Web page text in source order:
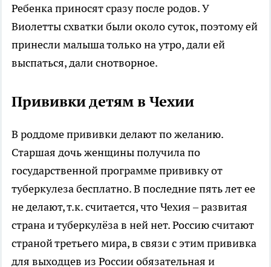
Ребенка приносят сразу после родов. У
Виолетты схватки были около суток, поэтому ей
принесли малыша только на утро, дали ей
выспаться, дали снотворное.
Прививки детям в Чехии
В роддоме прививки делают по желанию.
Старшая дочь женщины получила по
государственной программе прививку от
туберкулеза бесплатно. В последние пять лет ее
не делают, т.к. считается, что Чехия – развитая
страна и туберкулёза в ней нет. Россию считают
страной третьего мира, в связи с этим прививка
для выходцев из России обязательная и